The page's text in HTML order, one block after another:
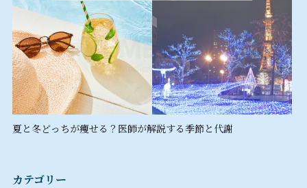
夏と冬どっちが痩せる？医師が解説する季節と代謝
カテゴリー